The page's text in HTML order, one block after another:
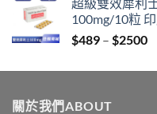
100mg/10粒
$489 – $2500
關於我們ABOUT